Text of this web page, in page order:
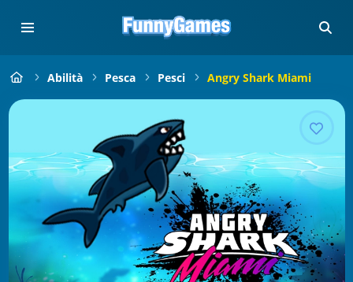
Abilità Pesca Pesci Angry Shark Miami